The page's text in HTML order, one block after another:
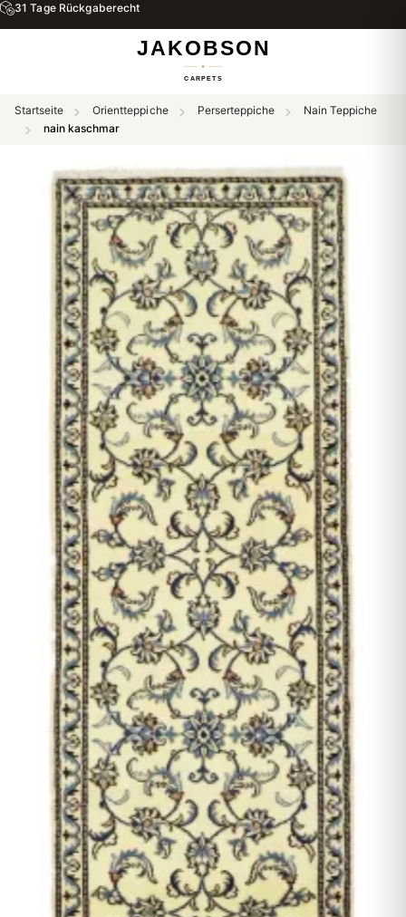
Kostenloser Versand & Rückversand
Startseite Orientteppiche Perserteppiche
Nain Teppiche
nain kaschmar